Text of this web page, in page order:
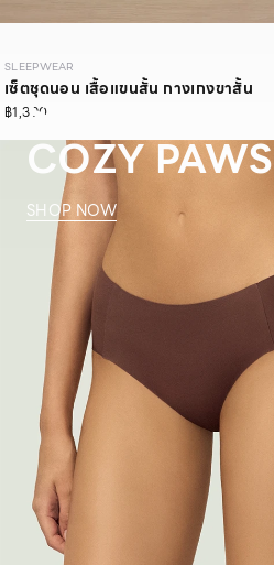
SLEEPWEAR
COZY PAWS
SHOP NOW
SLEEPWEAR
เซ็ตชุดนอน เสื้อแขนสั้น กางเกงขาสั้น
฿1,390